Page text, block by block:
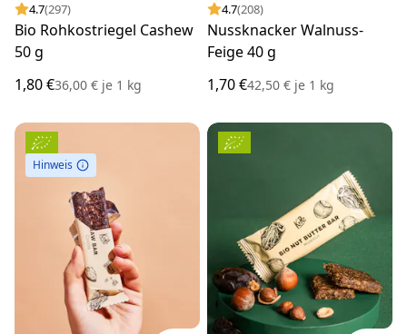
4.7(297)
Bio Rohkostriegel Cashew
50 g
1,80 €36,00 € je 1 kg
4.7(208)
Nussknacker Walnuss-
Feige 40 g
1,70 €42,50 € je 1 kg
Hinweis